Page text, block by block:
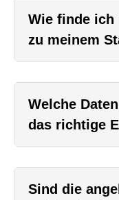
Wie finde ich
zu meinem
Welche
das richtige
Sind die